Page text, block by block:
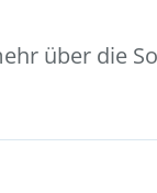
über die